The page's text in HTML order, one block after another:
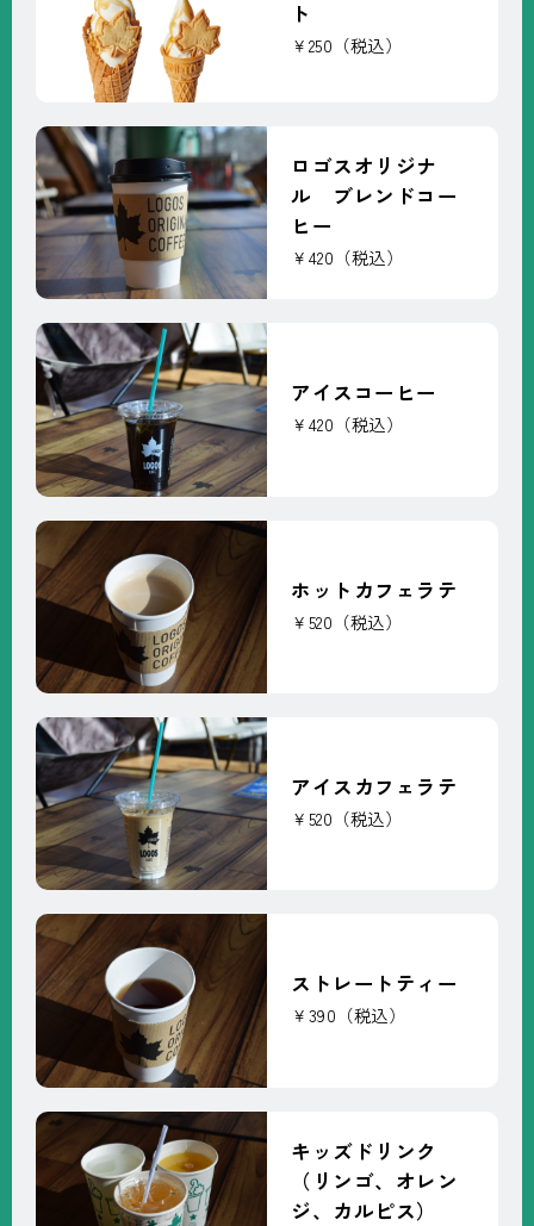
ト
￥250（税込）
ロゴスオリジナ
ル ブレンドコー
ヒー
￥420（税込）
アイスコーヒー
￥420（税込）
ホットカフェラテ
￥520（税込）
アイスカフェラテ
￥520（税込）
ストレートティー
￥390（税込）
キッズドリンク
（リンゴ、オレン
ジ、カルピス）